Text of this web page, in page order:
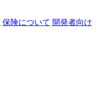
保険について 開発者向け